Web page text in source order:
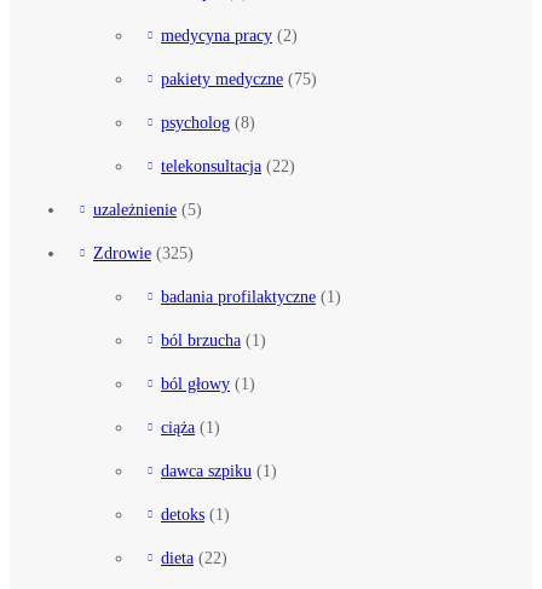
medycyna pracy (2)
pakiety medyczne (75)
psycholog (8)
telekonsultacja (22)
uzależnienie (5)
Zdrowie (325)
badania profilaktyczne (1)
ból brzucha (1)
ból głowy (1)
ciąża (1)
dawca szpiku (1)
detoks (1)
dieta (22)